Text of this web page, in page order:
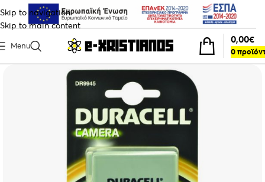
Skip to navigation
Skip to main content
Menu
0
0,00€